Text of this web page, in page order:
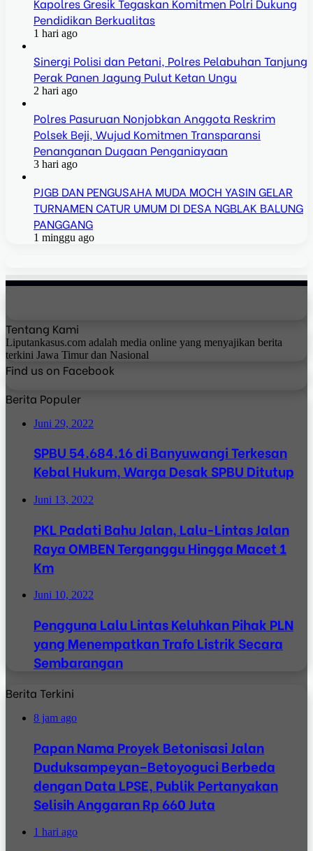
Pendidikan Berkualitas
1 hari ago
Sinergi Polisi dan Petani, Polres Pelabuhan Tanjung
Perak Panen Jagung Pulut Ketan Ungu
2 hari ago
Polres Pasuruan Nonjobkan Anggota Reskrim
Polsek Beji, Wujud Komitmen Transparansi
Penanganan Dugaan Penganiayaan
3 hari ago
PJGB DAN PENGUSAHA MUDA MOCH YASIN GELAR
TURNAMEN CATUR UMUM DI DESA NGBLAK BALUNG
PANGGANG
1 minggu ago
Tentang Kami
Liputankasus.com adalah media online yang menyajikan berita
terkini Jawa Timur dan Nasional
Find us on Facebook
Berita Populer
Juni 29, 2022
SPBU 54.684.16 di Banyuwangi Terkesan
Kebal Hukum, Warga Desak SPBU Ditutup
Juni 13, 2022
PKL Padati Bahu Jalan, Lalu-Lintas Jalan
Raya OMBEN Terganggu Hingga Macet 1
Km
Juni 10, 2022
Pengguna Lalu Lintas Keluhkan Pihak PLN
yang Menempatkan Trafo Listrik Secara
Sembarangan
Berita Terkini
8 jam ago
Papan Nama Proyek Betonisasi Jalan
Duduksampeyan–Betoyoguci Berbeda
dengan Data LPSE, Publik Pertanyakan
Selisih Anggaran Rp 660 Juta
1 hari ago